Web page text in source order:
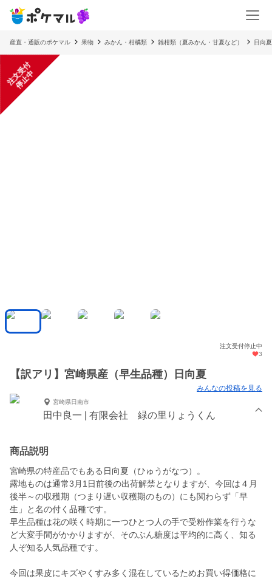
産直・通販のポケマル 果物 みかん・柑橘類 雑柑類（夏みかん・甘夏など） 日向夏
注
文
受
付
停
止
中
注文受付停止中
3
【訳アリ】宮崎県産（早生品種）日向夏
みんなの投稿を見る
宮崎県日南市
田中良一 | 有限会社 緑の里りょうくん
商品説明
宮崎県の特産品でもある日向夏（ひゅうがなつ）。
露地ものは通常3月1日前後の出荷解禁となりますが、今回は４月
後半～の収穫期（つまり遅い収穫期のもの）にも関わらず「早
生」と名の付く品種です。
早生品種は花の咲く時期に一つひとつ人の手で受粉作業を行うな
ど大変手間がかかりますが、そのぶん糖度は平均的に高く、知る
人ぞ知る人気品種です。
今回は果皮にキズやくすみ多く混在しているためお買い得価格に